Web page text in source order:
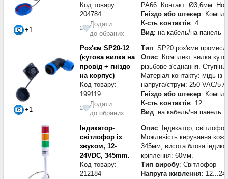
+1
Код товару:
204784
2
Додати
до обраних
PA66. Контакт: Ø3,6мм.
Гніздо або штекер:
К-сть контактів: 4
Вид: на кабель/на панель
+1
Роз'єм SP20-12
(кутова вилка на
провід + гніздо
на корпус)
Код товару:
199119
2
Додати
до обраних
Тип: SP20 роз'єми
Опис: Комплект вилка
різьбове з'єднання.
Матеріал контакту: мідь
напруга/струм: 250 VAC/5
Гніздо або штекер:
К-сть контактів: 12
Вид: на кабель/на панель
Індикатор-
світлофор із
звуком, 12-
24VDC, 345mm.
Код товару:
212184
Опис: Індикатор,
Можливість керування
345мм, висота блока
кріплення: 60мм.
Тип виробу: Світлофор
Напруга живлення: 12...24